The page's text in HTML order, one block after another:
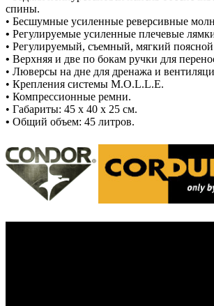
спины.
• Бесшумные усиленные реверсивные
• Регулируемые усиленные плечевые
• Регулируемый, съемный, мягкий поясной
• Верхняя и две по бокам ручки для
• Люверсы на дне для дренажа и
• Крепления системы M.O.L.L.E.
• Компрессионные ремни.
• Габариты: 45 x 40 x 25 см.
• Общий объем: 45 литров.